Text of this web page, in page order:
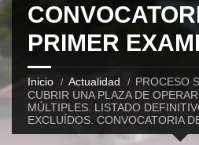
PRIMER
Inicio Actualidad
PROCESO
CUBRIR UNA PLAZA DE
MÚLTIPLES. LISTADO
EXCLUÍDOS. CONVOCATORIA